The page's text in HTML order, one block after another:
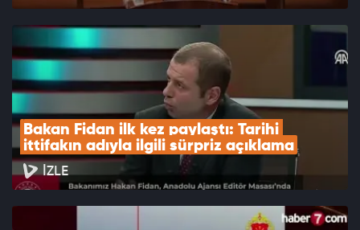
Bakan Fidan ilk kez paylaştı: Tarihi
ittifakın adıyla ilgili sürpriz açıklama
İZLE